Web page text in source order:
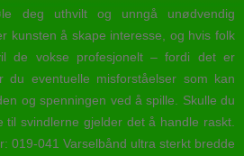
deg uthvilt og unngå unødvendig
kunsten å skape interesse, og hvis folk
de vokse profesjonelt – fordi det er
du eventuelle misforståelser som kan
og spenningen ved å spille. Skulle du
til svindlerne gjelder det å handle raskt.
019-041 Varselbånd ultra sterkt bredde